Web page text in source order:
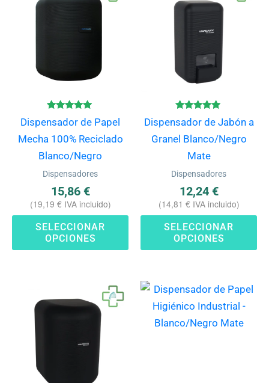
Valorado
con
5.00
de 5
Dispensador de Papel
Mecha 100% Reciclado
Blanco/Negro
Dispensadores
15,86 €
(19,19 € IVA incluido)
SELECCIONAR
OPCIONES
pueden
elegir
producto
Valorado
con
5.00
de 5
Dispensador de Jabón a
Granel Blanco/Negro
Mate
Dispensadores
12,24 €
(14,81 € IVA incluido)
SELECCIONAR
OPCIONES
Este
producto